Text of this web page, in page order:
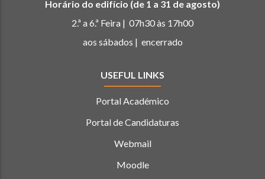
Horário do edifício (de 1 a 31 de agosto)
2.ª a 6.ª Feira | 07h30 às 17h00
aos sábados | encerrado
USEFUL LINKS
Portal Académico
Portal de Candidaturas
Webmail
Moodle